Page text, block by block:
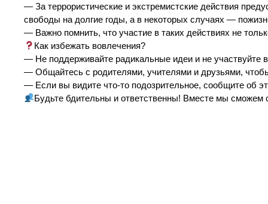
— За террористические и экстремистские действия
свободы на долгие годы, а в некоторых случаях —
— Важно помнить, что участие в таких действиях не
Как избежать вовлечения?
— Не поддерживайте радикальные идеи и не участвуйте в
— Общайтесь с родителями, учителями и друзьями,
— Если вы видите что-то подозрительное, сообщите об
Будьте бдительны и ответственны! Вместе мы сможем